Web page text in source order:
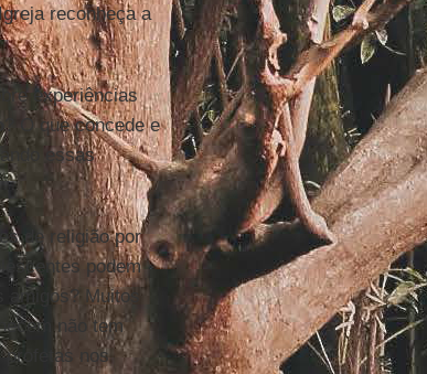
reconheça a
experiências
? O que concede e
essas
de religião por
podem
Muitos
não tem
nos